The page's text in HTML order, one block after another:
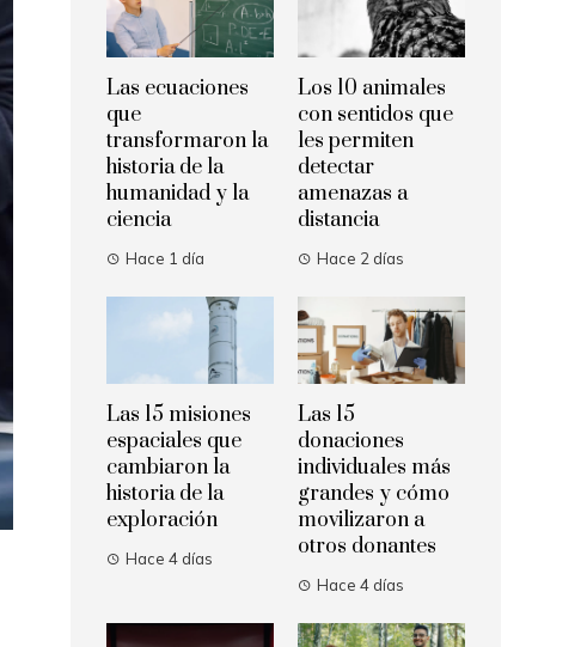
Las ecuaciones
que
transformaron la
historia de la
humanidad y la
ciencia
Hace 1 día
Los 10 animales
con sentidos que
les permiten
detectar
amenazas a
distancia
Hace 2 días
Las 15 misiones
espaciales que
cambiaron la
historia de la
exploración
Hace 4 días
Las 15
donaciones
individuales más
grandes y cómo
movilizaron a
otros donantes
Hace 4 días